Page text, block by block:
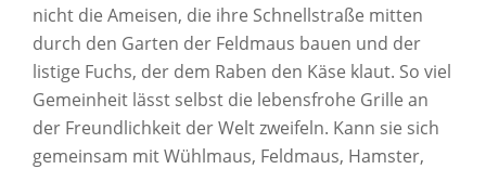
nicht die Ameisen, die ihre Schnellstraße mitten
durch den Garten der Feldmaus bauen und der
listige Fuchs, der dem Raben den Käse klaut. So viel
Gemeinheit lässt selbst die lebensfrohe Grille an
der Freundlichkeit der Welt zweifeln. Kann sie sich
gemeinsam mit Wühlmaus, Feldmaus, Hamster,